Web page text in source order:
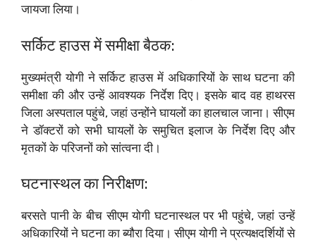
जायजा लिया।
सर्किट हाउस में समीक्षा बैठक:
मुख्यमंत्री योगी ने सर्किट हाउस में अधिकारियों के साथ घटना की
समीक्षा की और उन्हें आवश्यक निर्देश दिए। इसके बाद वह हाथरस
जिला अस्पताल पहुंचे, जहां उन्होंने घायलों का हालचाल जाना। सीएम
ने डॉक्टरों को सभी घायलों के समुचित इलाज के निर्देश दिए और
मृतकों के परिजनों को सांत्वना दी।
घटनास्थल का निरीक्षण:
बरसते पानी के बीच सीएम योगी घटनास्थल पर भी पहुंचे, जहां उन्हें
अधिकारियों ने घटना का ब्यौरा दिया। सीएम योगी ने प्रत्यक्षदर्शियों से